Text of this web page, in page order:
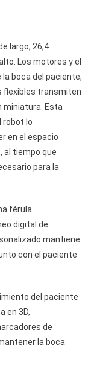
largo, 26,4
Los motores y el
boca del paciente,
flexibles transmiten
miniatura. Esta
robot lo
en el espacio
al tiempo que
para la
férula
digital de
mantiene
con el paciente
del paciente
en 3D,
de
la boca